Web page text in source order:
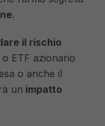
.
il rischio
ETF azionario
o anche il
un impatto